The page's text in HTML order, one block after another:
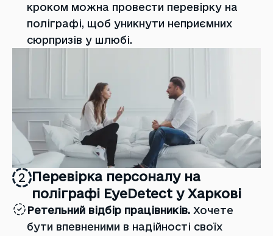
кроком можна провести перевірку на
поліграфі, щоб уникнути неприємних
сюрпризів у шлюбі.
2 Перевірка персоналу на
поліграфі EyeDetect у Харкові
Ретельний відбір працівників. Хочете
бути впевненими в надійності своїх